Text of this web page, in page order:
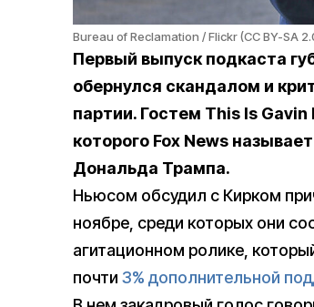
Bureau of Reclamation / Flickr (CC BY-SA
Первый выпуск подкаста
обернулся скандалом и
партии. Гостем This Is
которого Fox News называет
Дональда Трампа.
Ньюсом обсудил с Кирком
ноябре, среди которых они
агитационном ролике,
почти 3% дополнительной